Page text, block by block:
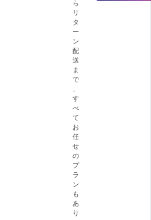
ら
リ
タ
ー
ン
配
送
ま
で
、
す
べ
て
お
任
せ
の
プ
ラ
ン
も
あ
り